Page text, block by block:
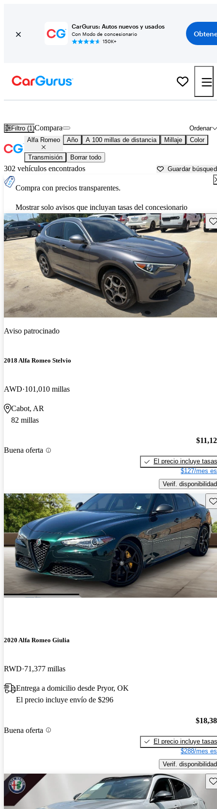
CarGurus: Autos nuevos y usados
Con Modo de concesionario
150K+
Filtro (1) Ordenar
Compara
Alfa Romeo Año A 100 millas de distancia Millaje Color
Transmisión Borrar todo
302 vehículos encontrados Guardar
Compra con precios transparentes.
Mostrar solo avisos que incluyan tasas del concesionario
Aviso patrocinado
2018 Alfa Romeo Stelvio
AWD 101,010 millas
Cabot, AR
82 millas
Buena oferta
El precio incluye tasas
$127/mes
Verif. disponibilidad
2020 Alfa Romeo Giulia
RWD 71,377 millas
Entrega a domicilio desde Pryor, OK
El precio incluye envío de $296
Buena oferta
El precio incluye tasas
$288/mes
Verif. disponibilidad